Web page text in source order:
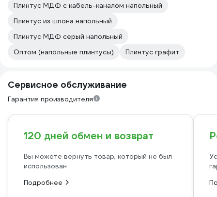
Плинтус МДФ с кабель-каналом напольный
Плинтус из шпона напольный
Плинтус МДФ серый напольный
Оптом (напольные плинтусы)
Плинтус графит
Сервисное обслуживание
Гарантия производителя
120 дней обмен и возврат
Вы можете вернуть товар, который не был
использован
Подробнее